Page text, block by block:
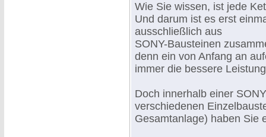
Wie Sie wissen, ist jede
Und darum ist es erst
ausschließlich aus
SONY-Bausteinen
denn ein von Anfang an
immer die bessere
Doch innerhalb einer
verschiedenen
Gesamtanlage) haben Sie